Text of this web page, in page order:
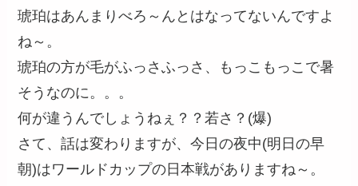
琥珀はあんまりべろ～んとはなってないんですよ
ね～。
琥珀の方が毛がふっさふっさ、もっこもっこで暑
そうなのに。。。
何が違うんでしょうねぇ？？若さ？(爆)
さて、話は変わりますが、今日の夜中(明日の早
朝)はワールドカップの日本戦がありますね～。